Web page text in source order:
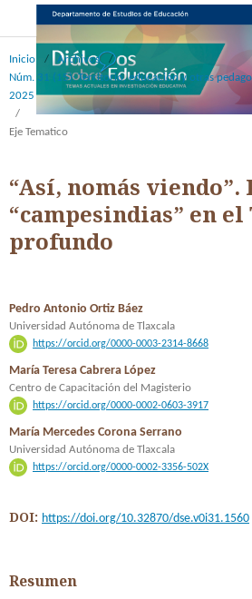
Inicio / Archivos
/
Núm. 31 (15): Territorio, educación y otras
2025
/
Eje Tematico
“Así, nomás viendo”.
“campesindias” en
profundo
Pedro Antonio Ortiz Báez
Universidad Autónoma de Tlaxcala
https://orcid.org/0000-0003-2314-8668
María Teresa Cabrera López
Centro de Capacitación del Magisterio
https://orcid.org/0000-0002-0603-3917
María Mercedes Corona Serrano
Universidad Autónoma de Tlaxcala
https://orcid.org/0000-0002-3356-502X
DOI: https://doi.org/10.32870/dse.v0i31.1560
Resumen